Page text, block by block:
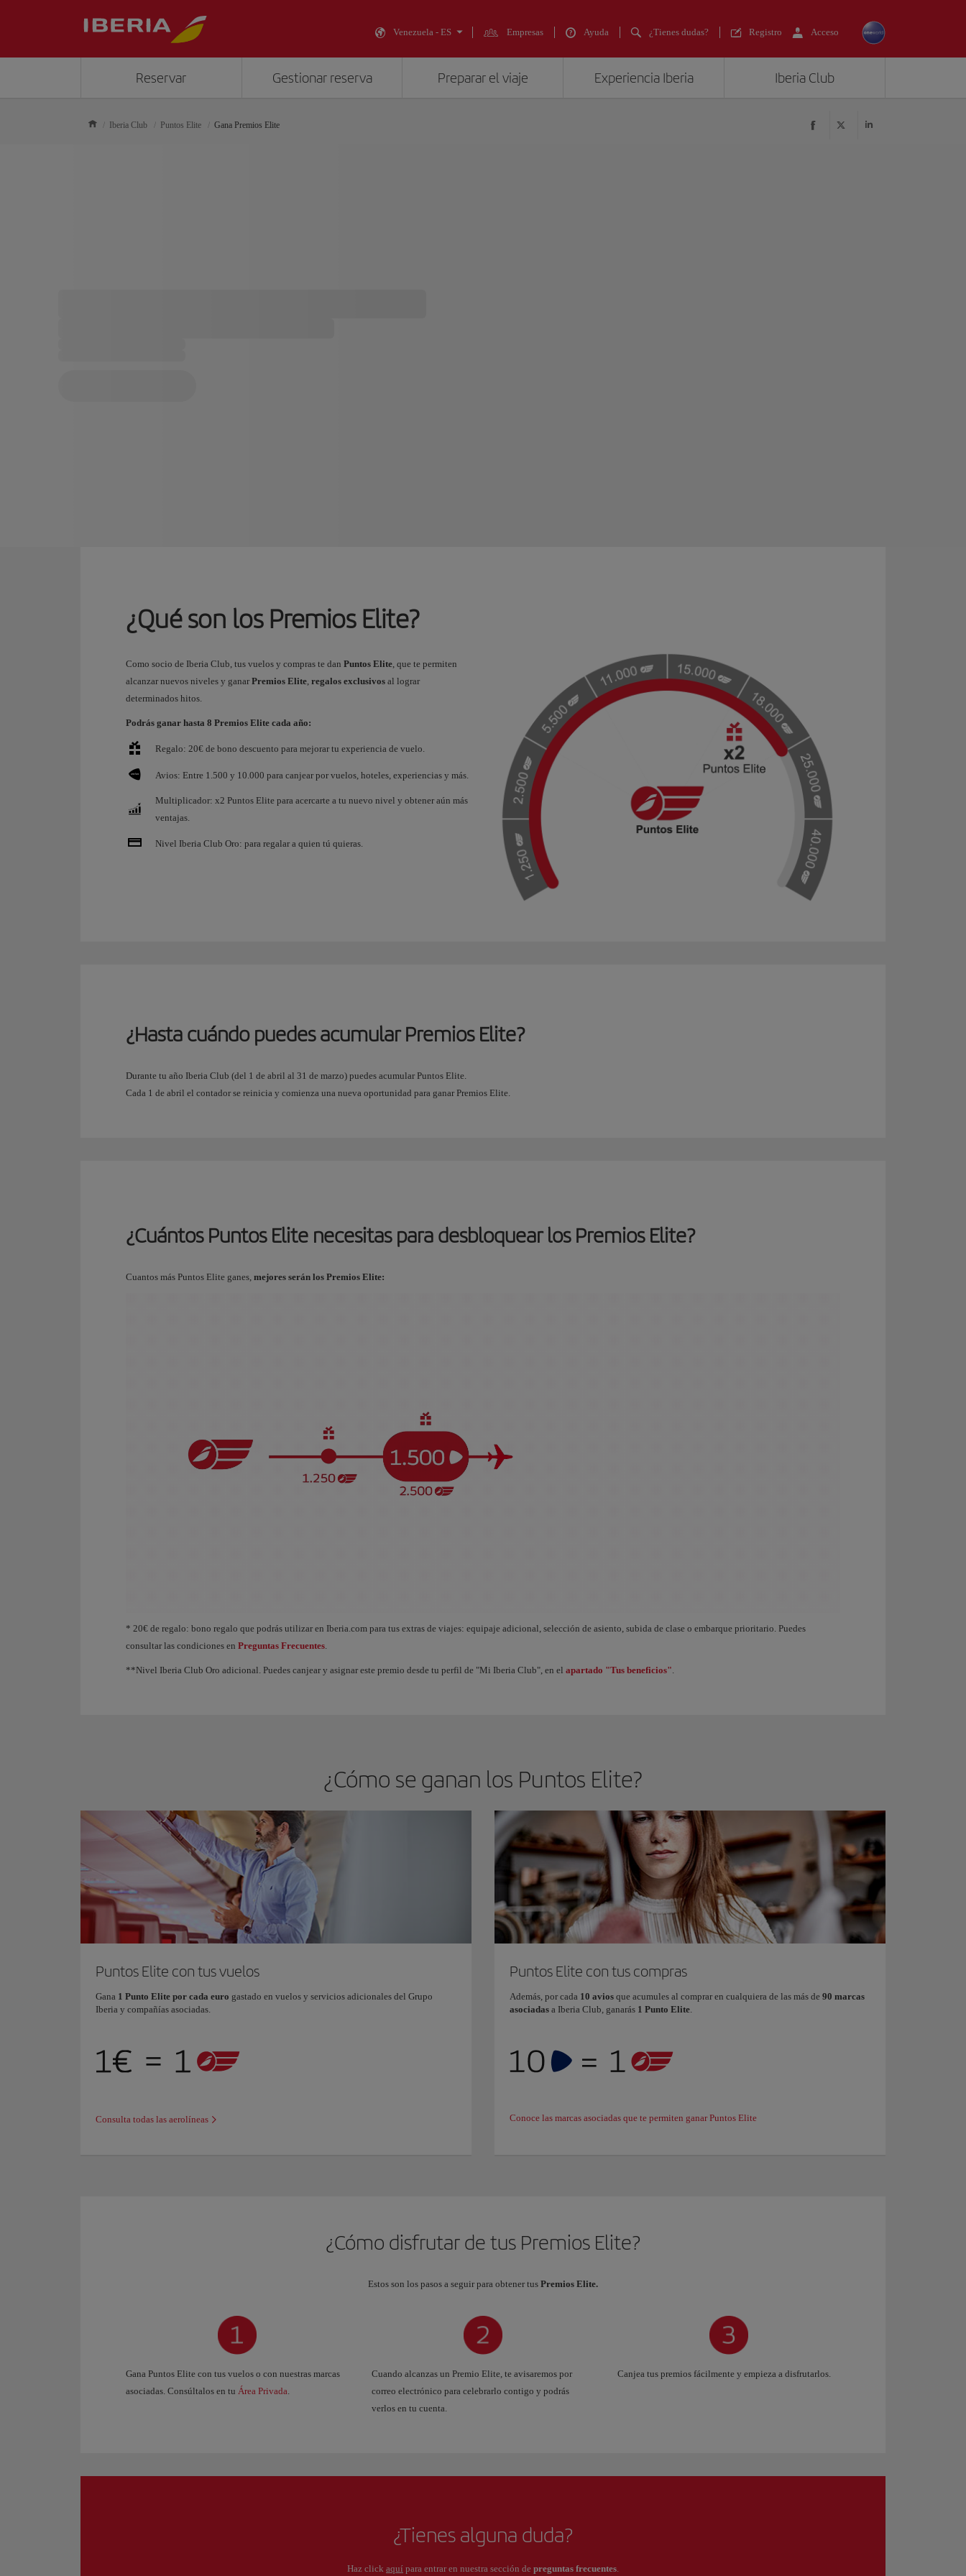
Venezuela - ES Empresas Ayuda ¿Tienes dudas? Registro Acceso
Reservar Gestionar reserva Preparar el viaje Experiencia Iberia Iberia Club
Iberia Club Puntos Elite Gana Premios Elite
¿Qué son los Premios Elite?
Como socio de Iberia Club, tus vuelos y compras te dan Puntos Elite, que te permiten
alcanzar nuevos niveles y ganar Premios Elite, regalos exclusivos al lograr
determinados hitos.
Podrás ganar hasta 8 Premios Elite cada año:
Regalo: 20€ de bono descuento para mejorar tu experiencia de vuelo.
Avios: Entre 1.500 y 10.000 para canjear por vuelos, hoteles, experiencias y más.
Multiplicador: x2 Puntos Elite para acercarte a tu nuevo nivel y obtener aún más
ventajas.
Nivel Iberia Club Oro: para regalar a quien tú quieras.
¿Hasta cuándo puedes acumular Premios Elite?
Durante tu año Iberia Club (del 1 de abril al 31 de marzo) puedes acumular Puntos Elite.
Cada 1 de abril el contador se reinicia y comienza una nueva oportunidad para ganar Premios Elite.
¿Cuántos Puntos Elite necesitas para desbloquear los Premios Elite?
Cuantos más Puntos Elite ganes, mejores serán los Premios Elite:
* 20€ de regalo: bono regalo que podrás utilizar en Iberia.com para tus extras de viajes: equipaje adicional, selección de asiento, subida de clase o embarque prioritario. Puedes
consultar las condiciones en Preguntas Frecuentes
**Nivel Iberia Club Oro adicional. Puedes canjear y asignar este premio desde tu perfil de "Mi Iberia Club", en el apartado "Tus beneficios"
¿Cómo se ganan los Puntos Elite?
Puntos Elite con tus vuelos
Gana 1 Punto Elite por cada euro gastado en vuelos y servicios adicionales del Grupo
Iberia y compañías asociadas.
Consulta todas las aerolíneas
Puntos Elite con tus compras
Además, por cada 10 avios que acumules al comprar en cualquiera de las más de 90 marcas
asociadas a Iberia Club, ganarás 1 Punto Elite.
Conoce las marcas asociadas que te permiten ganar Puntos Elite
¿Cómo disfrutar de tus Premios Elite?
Estos son los pasos a seguir para obtener tus Premios Elite.
Gana Puntos Elite con tus vuelos o con nuestras marcas
asociadas. Consúltalos en tu Área Privada
Cuando alcanzas un Premio Elite, te avisaremos por
correo electrónico para celebrarlo contigo y podrás
verlos en tu cuenta.
Canjea tus premios fácilmente y empieza a disfrutarlos.
¿Tienes alguna duda?
Haz click aquí para entrar en nuestra sección de preguntas frecuentes